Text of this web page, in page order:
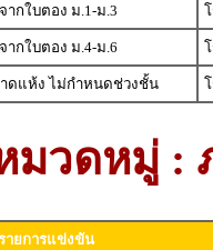
กใบตอง ม.1-ม.3
กใบตอง ม.4-ม.6
ดแห้ง ไม่กำหนดช่วงชั้น
มวดหมู่ :
ายการแข่งขัน